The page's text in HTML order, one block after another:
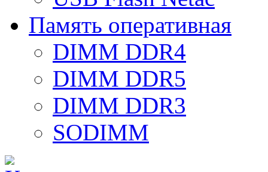
Память оперативная
DIMM DDR4
DIMM DDR5
DIMM DDR3
SODIMM